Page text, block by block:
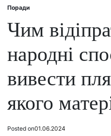
Posted
Поради
Чим
народні
вивести
якого
Posted on01.06.2024